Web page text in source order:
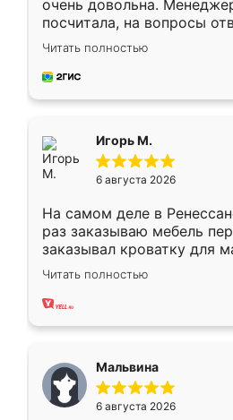
очень довольна.
посчитала, на вопросы
Замерщик приехал в
делу со всей
за день, ребята работали
Читать полностью
Игорь М.
6 августа 2026
На самом деле в
раз заказываю мебель
заказывал кроватку для
ребёнка при его
заказал шкаф-купе. По
хорошее сборка
меньше, здесь же он
Мне нравится ,если что-то
мебели буду заказывать
Читать полностью
Мальвина
6 августа 2026